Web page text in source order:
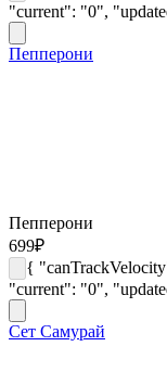
"current": "0",
Пепперони
Пепперони
699₽
{
"current": "0",
Сет Самурай